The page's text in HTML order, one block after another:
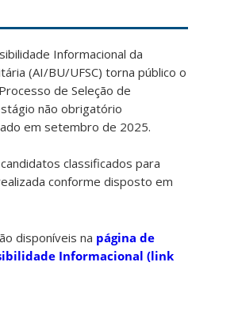
Informacional da
(AI/BU/UFSC) torna público o
de Seleção de
não obrigatório
em setembro de 2025.
classificados para
conforme disposto em
disponíveis na página de
Informacional (link